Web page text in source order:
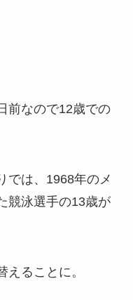
前なので12歳での
では、1968年のメ
競泳選手の13歳が
ることに。